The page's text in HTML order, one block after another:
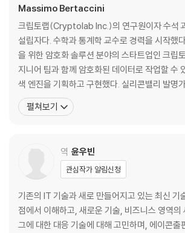
__부울 논리의 표기법과 연산
__DES 알고리듬
____Simple DES
____DES
____3DES
____DESX
____AES 알고리듬
3장. 비대칭키 암호화
__비대칭키 암호화
____개척자들
__디피-헬만 알고리듬
____이산 로그
Massimo Bertaccini
크립토랩(Cryptolab Inc.)의 연구원이자 수석
설립자다. 수학과 통계학 교수로 경력을 시작했
을 위한 암호화 솔루션 분야의 스타트업인 크립
지니어 팀과 함께 암호화된 데이터로 작업할 수
색 엔진을 기획하고 구현했다. 실리콘밸리 발명
U)에서 수여하는 Seal of Excellence를 포함해
을 받았다. 현재는 이뮤니 대학교(EMUNI
펼쳐보기
역 윤우빈
관심작가 알림신청
기존의 IT 기술과 새로 만들어지고 있는 최신 기
점에서 이해하고, 새로운 기술, 비즈니스 영역의
그에 대한 대응 기술에 대해 고민하며, 에이콘출